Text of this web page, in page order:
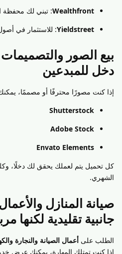
Wealthfront: تبني لك محفظة
Yieldstreet: للاستثمار في
بيع الصور
دخل للمبدعين
إذا كنت مصورًا محترفًا أو مصممًا،
Shutterstock
Adobe Stock
Envato Elements
كل تحميل يتم لعملك يحقق لك دخلًا،
الشهري.
صيانة المنازل
جانبية تقليدية لكنها
الطلب على أعمال الصيانة والنجارة
إذا كنت تمتلك المهارة، يمكنك عرض